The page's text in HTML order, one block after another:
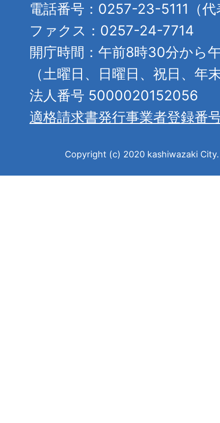
電話番号：0257-23-5111（代
ファクス：0257-24-7714
開庁時間：午前8時30分から
（土曜日、日曜日、祝日、年
法人番号 5000020152056
適格請求書発行事業者登録番
Copyright (c) 2020 kashiwazaki